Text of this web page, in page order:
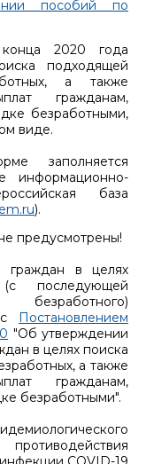
пособий по
2020 года
подходящей
а также
гражданам,
безработными,
виде.
заполняется
информационно-
база
).
предусмотрены!
в целях
последующей
Постановлением
"Об утверждении
в целях поиска
а также
гражданам,
безработными".